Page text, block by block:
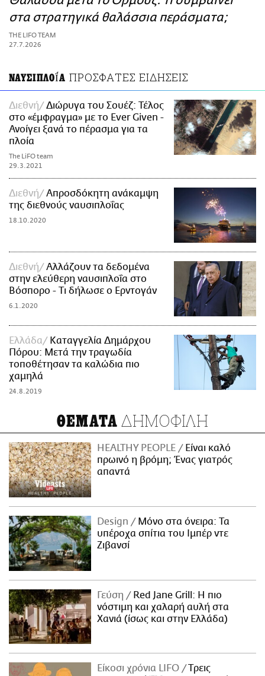
ΑΜΠΑ
PRINT
στα στρατηγικά θαλάσσια περάσματα;
THE LIFO TEAM
27.7.2026
ΝΑΥΣΙΠΛΟΪ́Α ΠΡΟΣΦΑΤΕΣ ΕΙΔΗΣΕΙΣ
Διεθνή
Διώρυγα του Σουέζ: Τέλος
στο «έμφραγμα» με το Ever Given -
Ανοίγει ξανά το πέρασμα για τα
πλοία
The LiFO team
29.3.2021
Διεθνή
Απροσδόκητη ανάκαμψη
της διεθνούς ναυσιπλοΐας
18.10.2020
Διεθνή
Αλλάζουν τα δεδομένα
στην ελεύθερη ναυσιπλοΐα στο
Βόσπορο - Τι δήλωσε ο Ερντογάν
6.1.2020
Ελλάδα
Καταγγελία Δημάρχου
Πόρου: Μετά την τραγωδία
τοποθέτησαν τα καλώδια πιο
χαμηλά
24.8.2019
ΘΕΜΑΤΑ ΔΗΜΟΦΙΛΗ
HEALTHY PEOPLE
Είναι καλό
πρωινό η βρόμη; Ένας γιατρός
απαντά
Design
Μόνο στα όνειρα: Τα
υπέροχα σπίτια του Ιμπέρ ντε
Ζιβανσί
Γεύση
Red Jane Grill: Η πιο
νόστιμη και χαλαρή αυλή στα
Χανιά (ίσως και στην Ελλάδα)
Είκοσι χρόνια LIFO
Tρεις